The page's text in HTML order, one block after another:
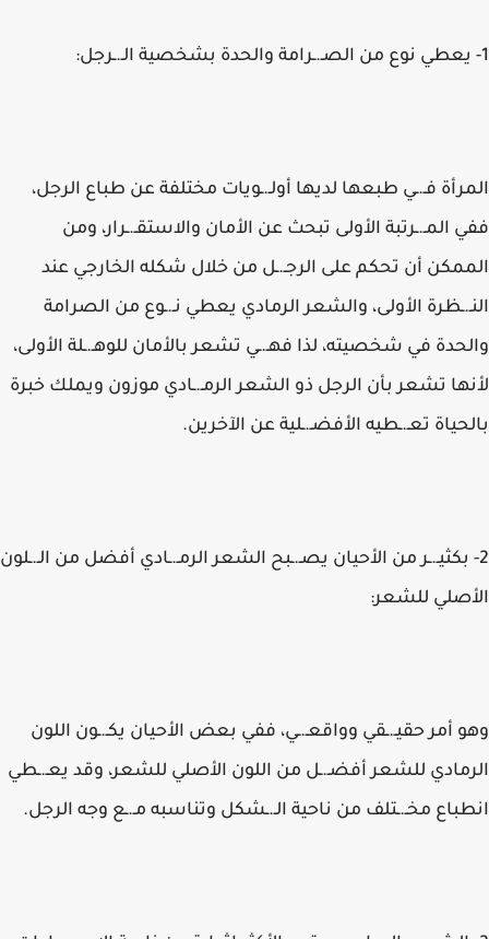
1- يعطي نوع من الصـ.ـرامة والحدة بشخصية الـ.ـرجل:
المرأة فـ.ـي طبعها لديها أولـ.ـويات مختلفة عن طباع الرجل،
ففي المـ.ـرتبة الأولى تبحث عن الأمان والاستقـ.ـرار، ومن
الممكن أن تحكم على الرجـ.ـل من خلال شكله الخارجي عند
النـ.ـظرة الأولى، والشعر الرمادي يعطي نـ.ـوع من الصرامة
والحدة في شخصيته، لذا فهـ.ـي تشعر بالأمان للوهـ.ـلة الأولى،
لأنها تشعر بأن الرجل ذو الشعر الرمـ.ـادي موزون ويملك خبرة
بالحياة تعـ.ـطيه الأفضـ.ـلية عن الآخرين.
2- بكثيـ.ـر من الأحيان يصـ.ـبح الشعر الرمـ.ـادي أفضل من الـ.ـلون
الأصلي للشعر:
وهو أمر حقيـ.ـقي وواقعـ.ـي، ففي بعض الأحيان يكـ.ـون اللون
الرمادي للشعر أفضـ.ـل من اللون الأصلي للشعر، وقد يعـ.ـطي
انطباع مخـ.ـتلف من ناحية الـ.ـشكل وتناسبه مـ.ـع وجه الرجل.